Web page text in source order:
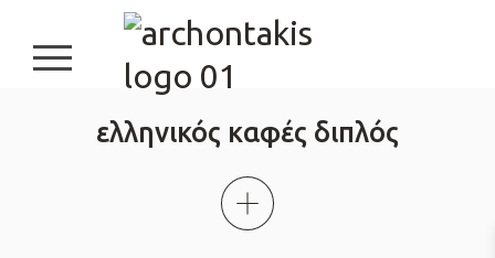
burger button
ελληνικός καφές διπλός